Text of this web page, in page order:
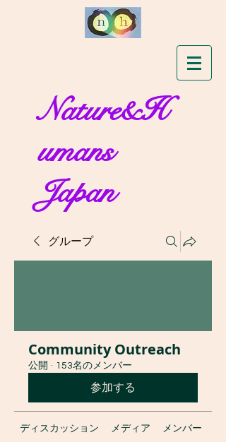
Nature&H
umans
Japan
グループ
Community Outreach
公開 · 153名のメンバー
参加する
ディスカッション メディア メンバー